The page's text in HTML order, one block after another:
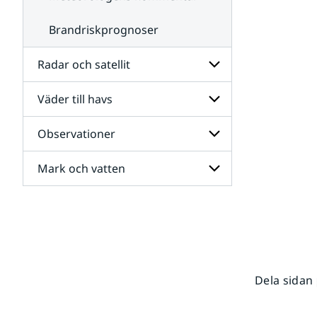
Brandriskprognoser
Radar och satellit
Undersidor
för
Radar
och
satellit
Väder till havs
Undersidor
för
Väder
till
havs
Observationer
Undersidor
för
Mark och vatten
Dela sidan